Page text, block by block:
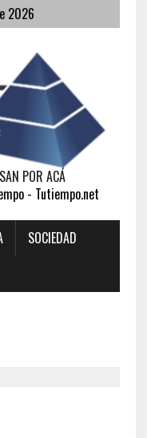
2026
POR ACÁ
- Tutiempo.net
SOCIEDAD